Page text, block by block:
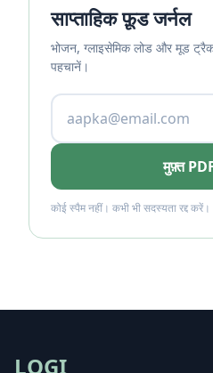
साप्ताहिक फ़ूड जर्नल
भोजन, ग्लाइसेमिक लोड और मूड
पहचानें।
मुफ़्त
कोई स्पैम नहीं। कभी भी सदस्यता रद्द करें।
LOGI